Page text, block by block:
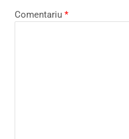
Comentariu *